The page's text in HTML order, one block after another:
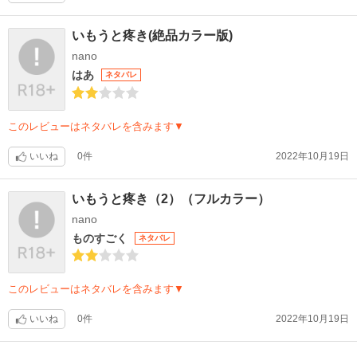
いもうと疼き(絶品カラー版)
nano
はあ
ネタバレ
このレビューはネタバレを含みます▼
いいね 0件 2022年10月19日
いもうと疼き（2）（フルカラー）
nano
ものすごく
ネタバレ
このレビューはネタバレを含みます▼
いいね 0件 2022年10月19日